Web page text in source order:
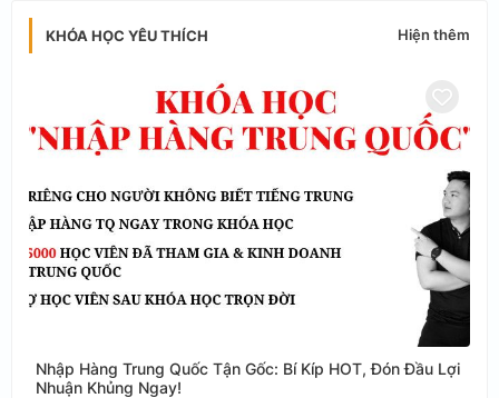
KHÓA HỌC YÊU THÍCH Hiện thêm
Nhập Hàng Trung Quốc Tận Gốc: Bí Kíp HOT, Đón Đầu Lợi
Nhuận Khủng Ngay!